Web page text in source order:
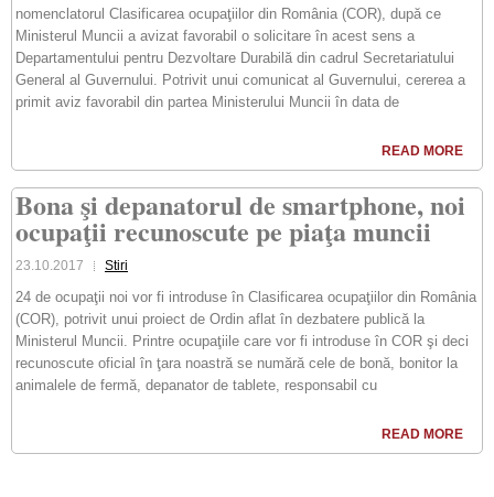
nomenclatorul Clasificarea ocupaţiilor din România (COR), după ce
Ministerul Muncii a avizat favorabil o solicitare în acest sens a
Departamentului pentru Dezvoltare Durabilă din cadrul Secretariatului
General al Guvernului. Potrivit unui comunicat al Guvernului, cererea a
primit aviz favorabil din partea Ministerului Muncii în data de
READ MORE
Bona şi depanatorul de smartphone, noi
ocupaţii recunoscute pe piaţa muncii
23.10.2017 Stiri
24 de ocupaţii noi vor fi introduse în Clasificarea ocupaţiilor din România
(COR), potrivit unui proiect de Ordin aflat în dezbatere publică la
Ministerul Muncii. Printre ocupaţiile care vor fi introduse în COR şi deci
recunoscute oficial în ţara noastră se numără cele de bonă, bonitor la
animalele de fermă, depanator de tablete, responsabil cu
READ MORE